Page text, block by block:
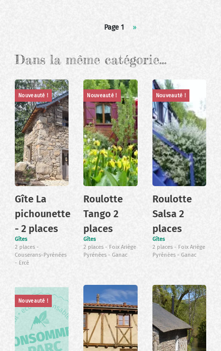
Page 1
Page
››
Dans la même catégorie…
Nouveauté !
Gîte La
pichounette
- 2 places
Gîtes
2 places
Couserans-Pyrénées
Ercé
Nouveauté !
Roulotte
Tango 2
places
Gîtes
2 places
Foix Ariège
Pyrénées
Ganac
Nouveauté !
Roulotte
Salsa 2
places
Gîtes
2 places
Foix Ariège
Pyrénées
Ganac
Nouveauté !